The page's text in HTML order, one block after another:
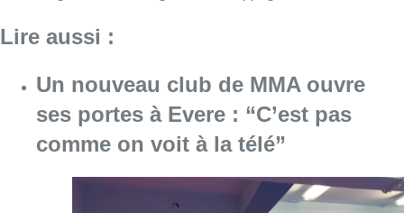
Lire aussi :
Un nouveau club de MMA ouvre
ses portes à Evere : “C’est pas
comme on voit à la télé”